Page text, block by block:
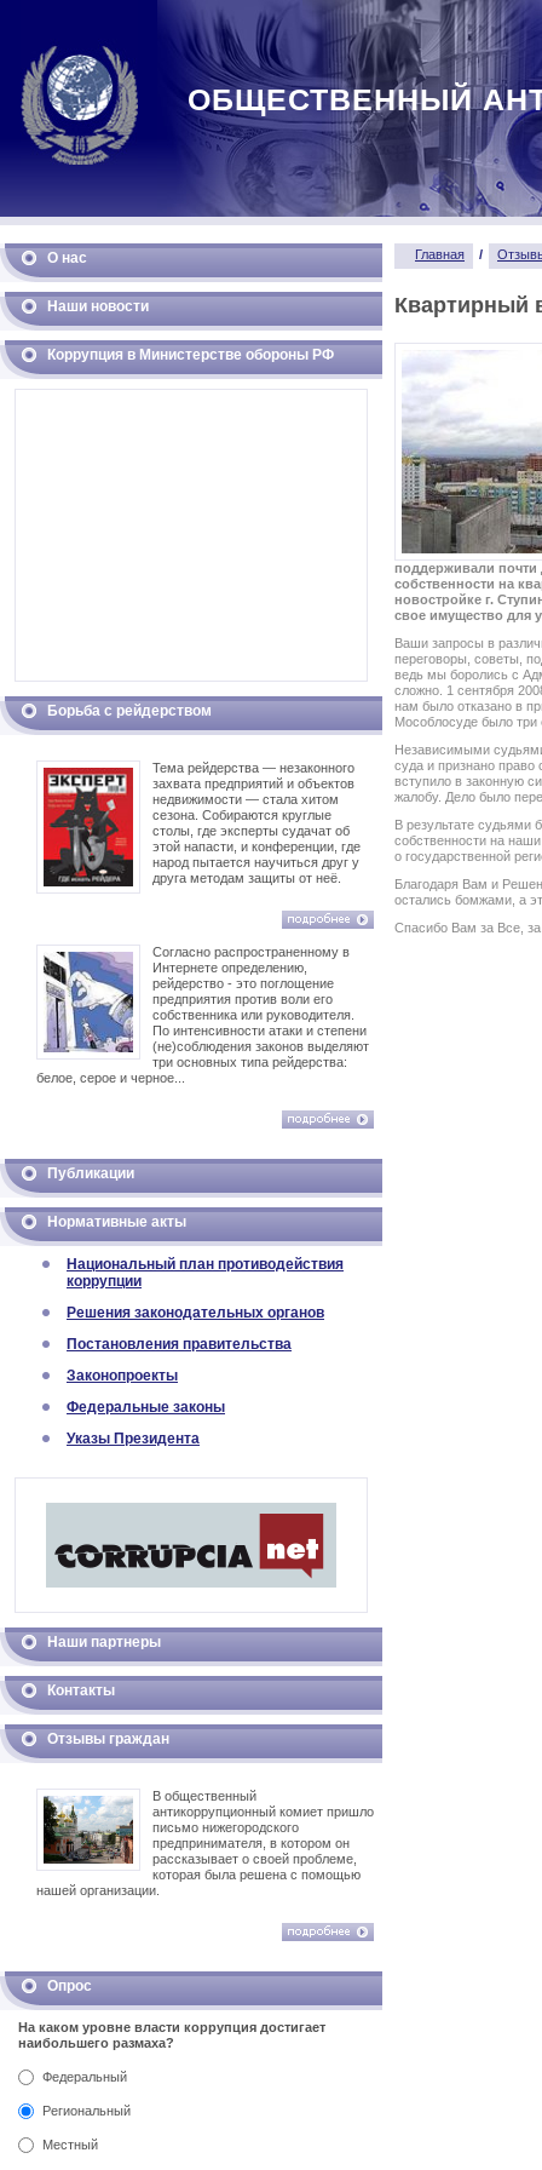
ОБЩЕСТВЕННЫЙ
О нас
Наши новости
Коррупция в Министерстве обороны РФ
Борьба с рейдерством
Тема рейдерства — незаконного
захвата предприятий и объектов
недвижимости — стала хитом
сезона. Собираются круглые
столы, где эксперты судачат об
этой напасти, и конференции, где
народ пытается научиться друг у
друга методам защиты от неё.
Согласно распространенному в
Интернете определению,
рейдерство - это поглощение
предприятия против воли его
собственника или руководителя.
По интенсивности атаки и степени
(не)соблюдения законов выделяют
три основных типа рейдерства:
белое, серое и черное...
Публикации
Нормативные акты
Национальный план противодействия
коррупции
Решения законодательных органов
Постановления правительства
Законопроекты
Федеральные законы
Указы Президента
Наши партнеры
Контакты
Отзывы граждан
В общественный
антикоррупционный комиет пришло
письмо нижегородского
предпринимателя, в котором он
рассказывает о своей проблеме,
которая была решена с помощью
нашей организации.
Опрос
На каком уровне власти коррупция достигает
наибольшего размаха?
Федеральный
Региональный
Местный
Главная /
Квартирный
поддерживали почти
собственности на
новостройке г.
свое имущество для
Ваши запросы в
переговоры, советы,
ведь мы боролись с
сложно. 1 сентября
нам было отказано в
Мособлосуде было три
Независимыми
суда и признано
вступило в законную
жалобу. Дело было
В результате судьями
собственности на
о государственной
Благодаря Вам и
остались бомжами, а
Спасибо Вам за Все,